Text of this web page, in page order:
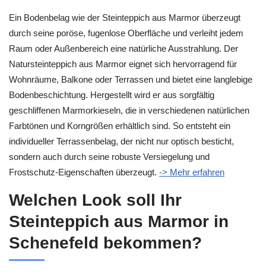
Ein Bodenbelag wie der Steinteppich aus Marmor überzeugt
durch seine poröse, fugenlose Oberfläche und verleiht jedem
Raum oder Außenbereich eine natürliche Ausstrahlung. Der
Natursteinteppich aus Marmor eignet sich hervorragend für
Wohnräume, Balkone oder Terrassen und bietet eine langlebige
Bodenbeschichtung. Hergestellt wird er aus sorgfältig
geschliffenen Marmorkieseln, die in verschiedenen natürlichen
Farbtönen und Korngrößen erhältlich sind. So entsteht ein
individueller Terrassenbelag, der nicht nur optisch besticht,
sondern auch durch seine robuste Versiegelung und
Frostschutz-Eigenschaften überzeugt. -> Mehr erfahren
Welchen Look soll Ihr
Steinteppich aus Marmor in
Schenefeld bekommen?